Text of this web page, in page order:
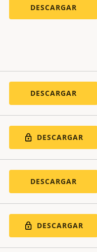
DESCARGAR
DESCARGAR
DESCARGAR
DESCARGAR
DESCARGAR